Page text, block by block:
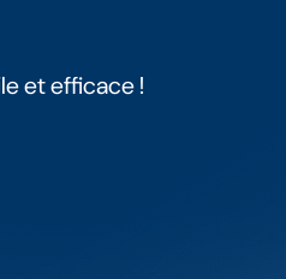
et efficace !